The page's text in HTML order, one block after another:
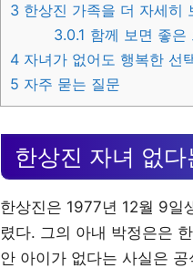
3 한상진 가족을 더 자세히
3.0.1 함께 보면 좋은
4 자녀가 없어도 행복한 선
5 자주 묻는 질문
한상진 자녀 없
한상진은 1977년 12월 9일
렸다. 그의 아내 박정은은
안 아이가 없다는 사실은